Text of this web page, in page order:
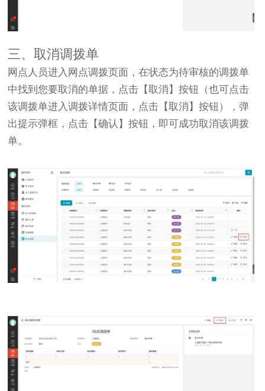
三、取消调拨单
网点人员进入网点调拨页面，在状态为待审核的调拨单
中找到您要取消的单据，点击【取消】按钮（也可点击
该调拨单进入调拨详情页面，点击【取消】按钮），弹
出提示弹框，点击【确认】按钮，即可成功取消该调拨
单。